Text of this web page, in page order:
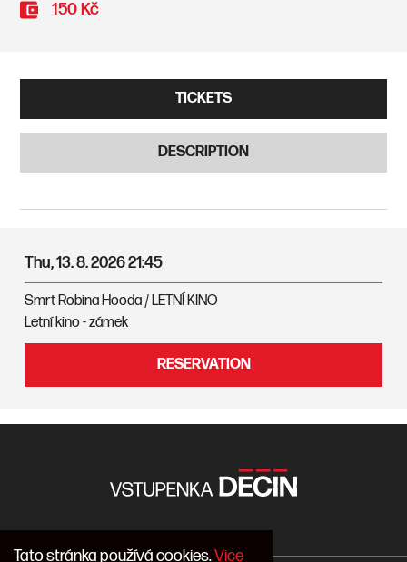
Tato stránka používá cookies.Vice
150 Kč
TICKETS
DESCRIPTION
Thu, 13. 8. 202621:45
Smrt Robina Hooda / LETNÍ KINO
Letní kino - zámek
RESERVATION